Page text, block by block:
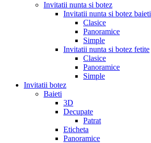
Invitatii nunta si botez
Invitatii nunta si botez baieti
Clasice
Panoramice
Simple
Invitatii nunta si botez fetite
Clasice
Panoramice
Simple
Invitatii botez
Baieti
3D
Decupate
Patrat
Eticheta
Panoramice